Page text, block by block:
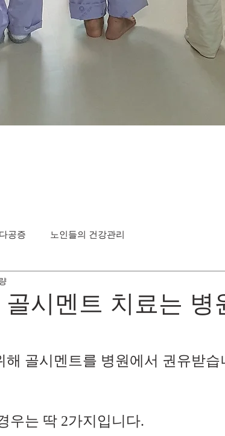
공증 노인들의 건강관리
시멘트 치료는 병
해 골시멘트를 병원에서 권유받습
우는 딱 2가지입니다.